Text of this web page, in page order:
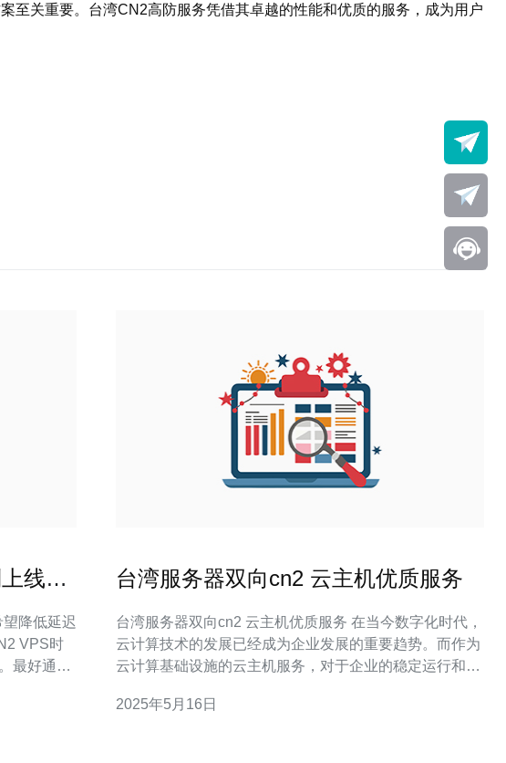
至关重要。台湾CN2高防服务凭借其卓越的性能和优质的服务，成为用户
线的
降低延迟
VPS时
最好通常
性能但适
台湾服务器双向cn2 云主机优质服务
台湾服务器双向cn2 云主机优质服务 在当今数字化时代，
云计算技术的发展已经成为企业发展的重要趋势。而作为
云计算基础设施的云主机服务，对于企业的稳定运行和发
务，让企业可以更加高效地利用云计算技术。 台湾服务器
2025年5月16日